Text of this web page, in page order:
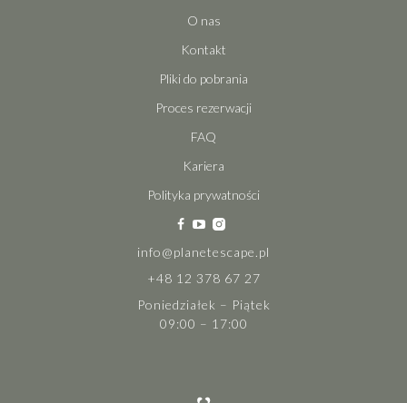
O nas
Kontakt
Pliki do pobrania
Proces rezerwacji
FAQ
Kariera
Polityka prywatności
info@planetescape.pl
+48 12 378 67 27
Poniedziałek – Piątek
09:00 – 17:00